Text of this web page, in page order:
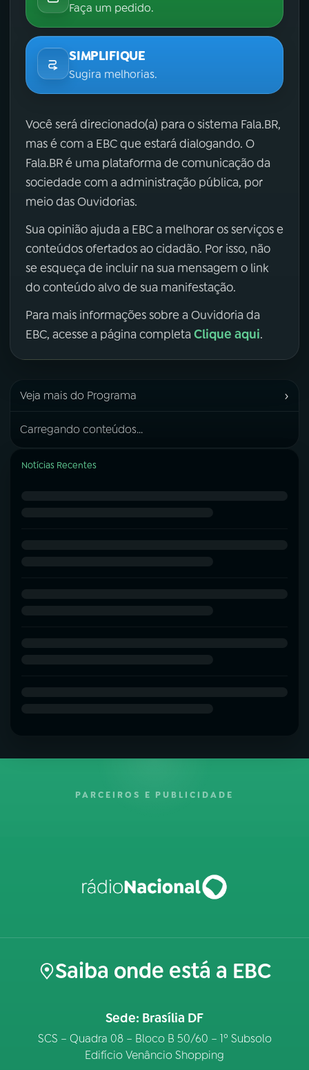
Faça um pedido.
SIMPLIFIQUE
Sugira melhorias.
Você será direcionado(a) para o sistema Fala.BR,
mas é com a EBC que estará dialogando. O
Fala.BR é uma plataforma de comunicação da
sociedade com a administração pública, por
meio das Ouvidorias.
Sua opinião ajuda a EBC a melhorar os serviços e
conteúdos ofertados ao cidadão. Por isso, não
se esqueça de incluir na sua mensagem o link
do conteúdo alvo de sua manifestação.
Para mais informações sobre a Ouvidoria da
EBC, acesse a página completa Clique aqui.
Veja mais do Programa ›
Carregando conteúdos...
Notícias Recentes
PARCEIROS E PUBLICIDADE
Saiba onde está a EBC
Sede: Brasília DF
SCS – Quadra 08 – Bloco B 50/60 – 1º Subsolo
Edifício Venâncio Shopping